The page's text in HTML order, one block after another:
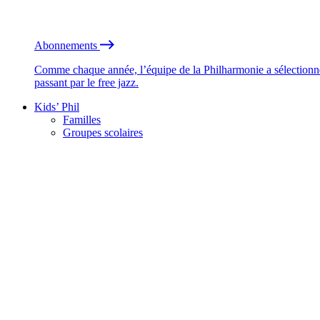
Abonnements
Comme chaque année, l’équipe de la Philharmonie a
passant par le free jazz.
Kids’ Phil
Familles
Groupes scolaires